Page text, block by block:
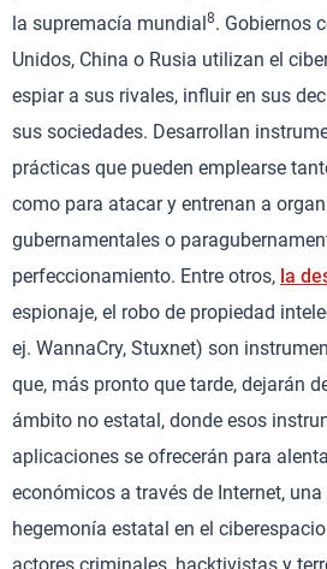
la supremacía mundial8. Gobiernos
Unidos, China o Rusia utilizan el
espiar a sus rivales, influir en sus
sus sociedades. Desarrollan
prácticas que pueden emplearse
como para atacar y entrenan a
gubernamentales o
perfeccionamiento. Entre otros, la
espionaje, el robo de propiedad
ej. WannaCry, Stuxnet) son
que, más pronto que tarde, dejarán
ámbito no estatal, donde esos
aplicaciones se ofrecerán para
económicos a través de Internet,
hegemonía estatal en el